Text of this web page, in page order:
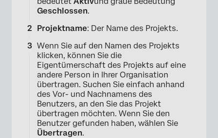
Geschlossen.
Projektname: Der Name des Projekts.
Wenn Sie auf den Namen des Projekts
klicken, können Sie die
Eigentümerschaft des Projekts auf eine
andere Person in Ihrer Organisation
übertragen. Suchen Sie einfach anhand
des Vor- und Nachnamens des
Benutzers, an den Sie das Projekt
übertragen möchten. Wenn Sie den
Benutzer gefunden haben, wählen Sie
Übertragen.